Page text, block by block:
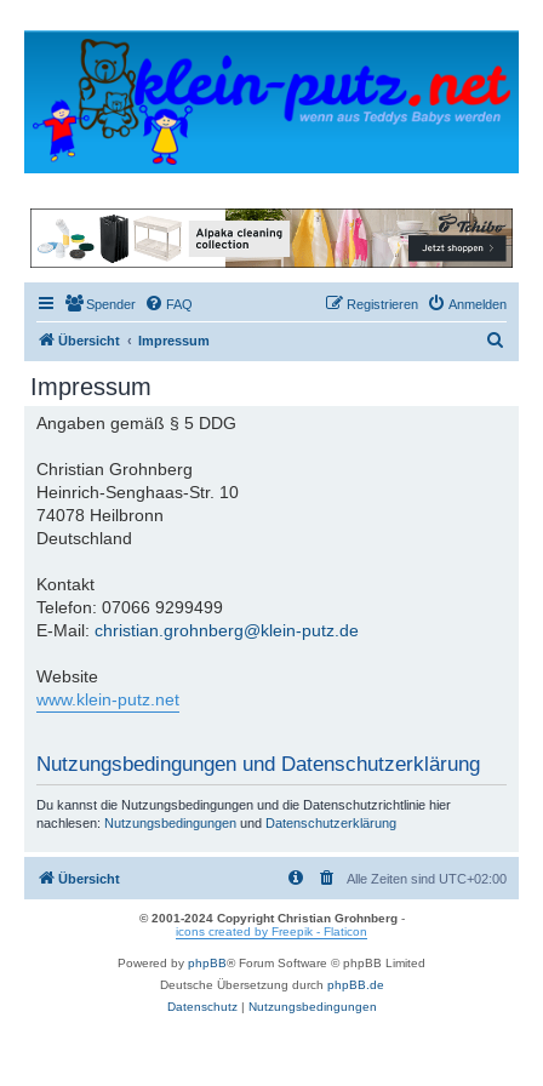
Spender FAQ Anmelden
Registrieren
Übersicht Impressum
Impressum
Angaben gemäß § 5 DDG
Christian Grohnberg
Heinrich-Senghaas-Str. 10
74078 Heilbronn
Deutschland
Kontakt
Telefon: 07066 9299499
E-Mail: christian.grohnberg@klein-putz.de
Website
www.klein-putz.net
Nutzungsbedingungen und Datenschutzerklärung
Du kannst die Nutzungsbedingungen und die Datenschutzrichtlinie hier
nachlesen: Nutzungsbedingungen und Datenschutzerklärung
Übersicht Alle Zeiten sind UTC+02:00
© 2001-2024 Copyright Christian Grohnberg-
icons created by Freepik - Flaticon
Powered by phpBB® Forum Software © phpBB Limited
Deutsche Übersetzung durch phpBB.de
Datenschutz| Nutzungsbedingungen